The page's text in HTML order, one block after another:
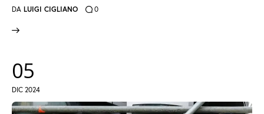
DA LUIGI CIGLIANO 0
05
DIC 2024